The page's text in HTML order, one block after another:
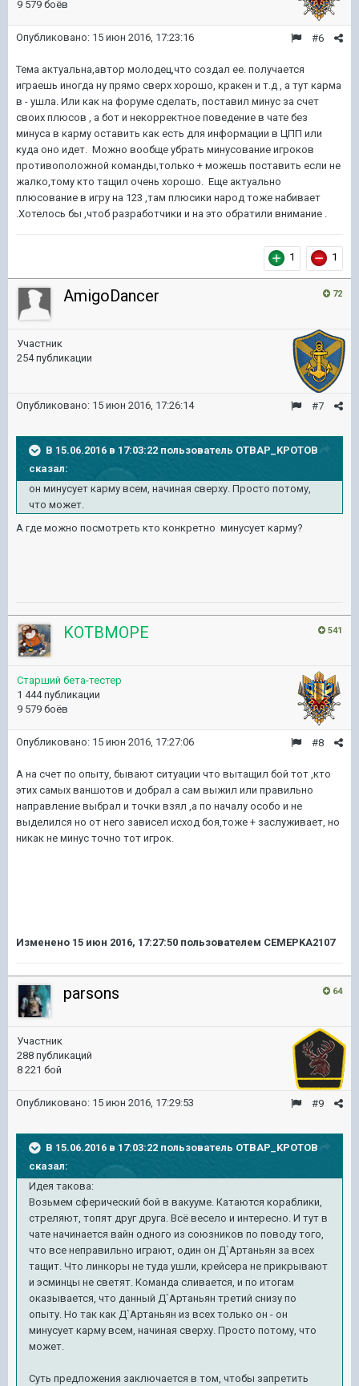
9 579 боёв
#6
Опубликовано: 15 июн 2016, 17:23:16
Тема актуальна,автор молодец,что создал ее. получается
играешь иногда ну прямо сверх хорошо, кракен и т.д , а тут карма
в - ушла. Или как на форуме сделать, поставил минус за счет
своих плюсов , а бот и некорректное поведение в чате без
минуса в карму оставить как есть для информации в ЦПП или
куда оно идет. Можно вообще убрать минусование игроков
противоположной команды,только + можешь поставить если не
жалко,тому кто тащил очень хорошо. Еще актуально
плюсование в игру на 123 ,там плюсики народ тоже набивает
.Хотелось бы ,чтоб разработчики и на это обратили внимание .
1 1
72
AmigoDancer
Участник
254 публикации
#7
Опубликовано: 15 июн 2016, 17:26:14
В 15.06.2016 в 17:03:22 пользователь OTBAP_KPOTOB
сказал:
он минусует карму всем, начиная сверху. Просто потому,
что может.
А где можно посмотреть кто конкретно минусует карму?
541
KOTBMOPE
Старший бета-тестер
1 444 публикации
9 579 боёв
#8
Опубликовано: 15 июн 2016, 17:27:06
А на счет по опыту, бывают ситуации что вытащил бой тот ,кто
этих самых ваншотов и добрал а сам выжил или правильно
направление выбрал и точки взял ,а по началу особо и не
выделился но от него зависел исход боя,тоже + заслуживает, но
никак не минус точно тот игрок.
Изменено 15 июн 2016, 17:27:50 пользователем CEMEPKA2107
64
parsons
Участник
288 публикаций
8 221 бой
#9
Опубликовано: 15 июн 2016, 17:29:53
В 15.06.2016 в 17:03:22 пользователь OTBAP_KPOTOB
сказал:
Идея такова:
Возьмем сферический бой в вакууме. Катаются кораблики,
стреляют, топят друг друга. Всё весело и интересно. И тут в
чате начинается вайн одного из союзников по поводу того,
что все неправильно играют, один он Д`Артаньян за всех
тащит. Что линкоры не туда ушли, крейсера не прикрывают
и эсминцы не светят. Команда сливается, и по итогам
оказывается, что данный Д`Артаньян третий снизу по
опыту. Но так как Д`Артаньян из всех только он - он
минусует карму всем, начиная сверху. Просто потому, что
может.
Суть предложения заключается в том, чтобы запретить